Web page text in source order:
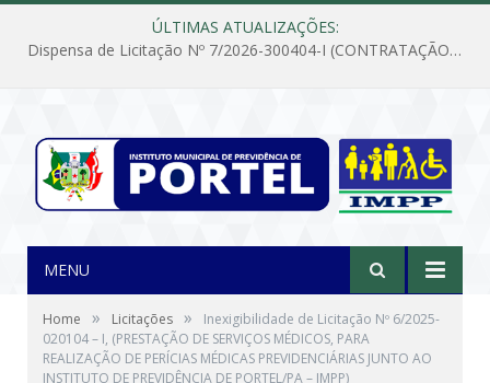
ÚLTIMAS ATUALIZAÇÕES:
Dispensa de Licitação Nº 7/2026-300404-I (CONTRATAÇÃO DE EMPRESA PARA MANUTENÇÃO E REPARAÇÃO DE APARELHOS DE AR CONDICIONADO, EM ATENDIMENTO ÀS NECESSIDADES DO INSTITUTO DE PREVIDÊNCIA MUNICIPAL DE PORTEL/PA)
MENU
Home » Licitações »
Inexigibilidade de Licitação Nº 6/2025-
020104 – I, (PRESTAÇÃO DE SERVIÇOS MÉDICOS, PARA
REALIZAÇÃO DE PERÍCIAS MÉDICAS PREVIDENCIÁRIAS JUNTO AO
INSTITUTO DE PREVIDÊNCIA DE PORTEL/PA – IMPP)